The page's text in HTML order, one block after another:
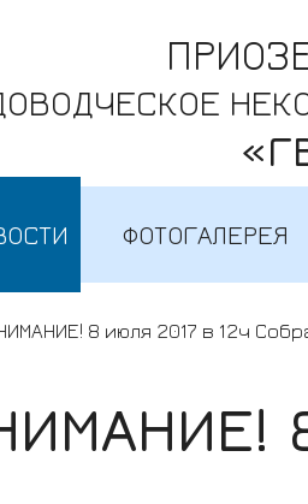
ФОТОГАЛЕРЕЯ
8 июля 2017 в 12ч